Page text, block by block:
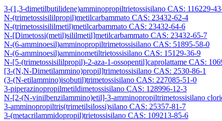
3-(1,3-dimetilbutilidene)amminopropiltrietossisilano CAS: 116229-
N-(trimetossisililpropil)metilcarbammato CAS: 23432-62-4
N-(trimetossisililmetil)metilcarbammato CAS: 23432-64-6
N-[Dimetossi(metil)sililmetil]metilcarbammato CAS: 23432-65-7
N-(6-amminoesil)amminopropiltrimetossisilano CAS: 51895-58-0
N-(6-amminoesil)amminometiltrietossisilano CAS: 15129-36-9
N-[5-(trimetossisililpropil)-2-aza-1-ossopentil]caprolattame CAS:
[3-(N,N-Dimetilammino)propil]trimetossisilano CAS: 2530-86-1
(3-(N-etilammino)isobutil)trimetossisilano CAS: 227085-51-0
3-piperazinopropilmetildimetossisilano CAS: 128996-12-3
N-[2-(N-vinilbenzilammino)etil]-3-amminopropiltrimetossisilano
3-amminopropiltris(trimetilsilossi)silano CAS: 25357-81-7
3-(metacrilammidopropil)trietossisilano CAS: 109213-85-6